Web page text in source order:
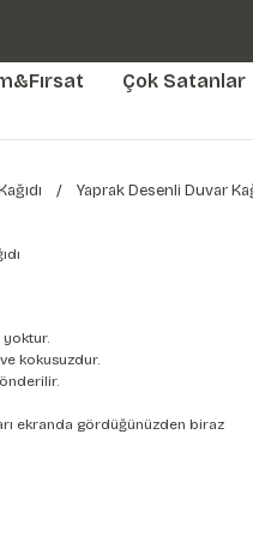
Kendinden Yapışkanlı
Çok Satanlar
Yaprak Desenli Duvar
yoktur.
kokusuzdur.
ekranda gördüğünüzden biraz